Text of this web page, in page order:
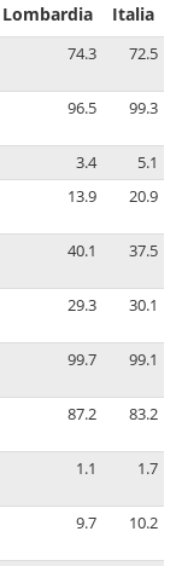
Lombardia Italia
74.3 72.5
96.5 99.3
3.4
5.1
13.9 20.9
40.1 37.5
29.3 30.1
99.7 99.1
87.2 83.2
1.1 1.7
9.7 10.2